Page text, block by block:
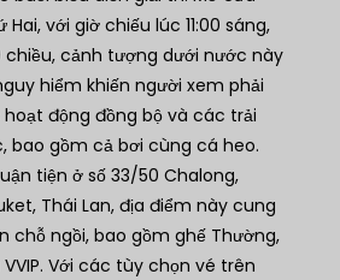
với giờ chiếu lúc 11:00 sáng,
chiều, cảnh tượng dưới nước này
hiểm khiến người xem phải
động đồng bộ và các trải
bao gồm cả bơi cùng cá heo.
tiện ở số 33/50 Chalong,
Thái Lan, địa điểm này cung
chỗ ngồi, bao gồm ghế Thường,
VVIP. Với các tùy chọn vé trên